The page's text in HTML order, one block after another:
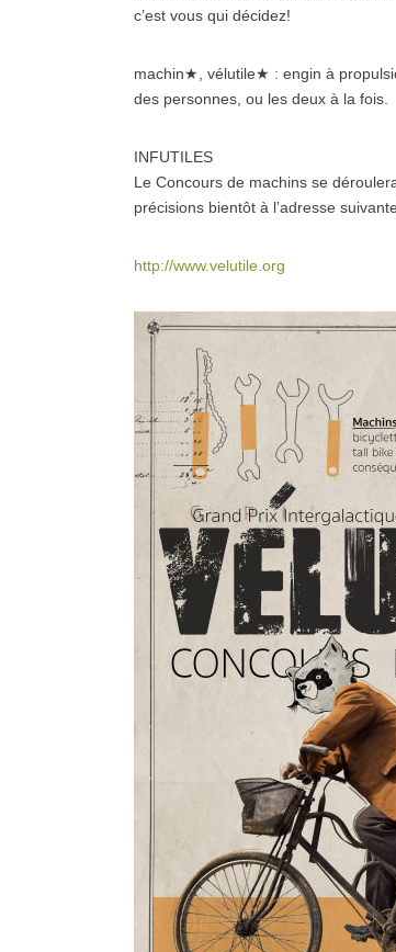
c’est vous qui décidez!
machin★, vélutile★ : engin à
des personnes, ou les deux à la fois.
INFUTILES
Le Concours de machins se
précisions bientôt à l’adresse
http://www.velutile.org